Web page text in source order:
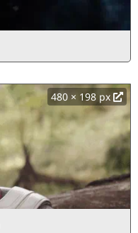
480 × 198 px